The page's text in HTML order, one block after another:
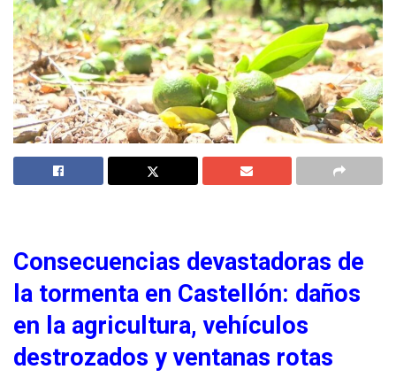
Consecuencias devastadoras de
la tormenta en Castellón: daños
en la agricultura, vehículos
destrozados y ventanas rotas